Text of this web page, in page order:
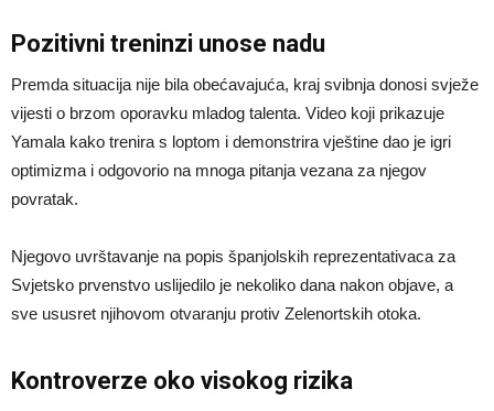
Pozitivni treninzi unose nadu
Premda situacija nije bila obećavajuća, kraj svibnja donosi svježe
vijesti o brzom oporavku mladog talenta. Video koji prikazuje
Yamala kako trenira s loptom i demonstrira vještine dao je igri
optimizma i odgovorio na mnoga pitanja vezana za njegov
povratak.
Njegovo uvrštavanje na popis španjolskih reprezentativaca za
Svjetsko prvenstvo uslijedilo je nekoliko dana nakon objave, a
sve ususret njihovom otvaranju protiv Zelenortskih otoka.
Kontroverze oko visokog rizika